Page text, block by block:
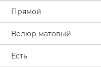
Прямой
Велюр матовый
Есть